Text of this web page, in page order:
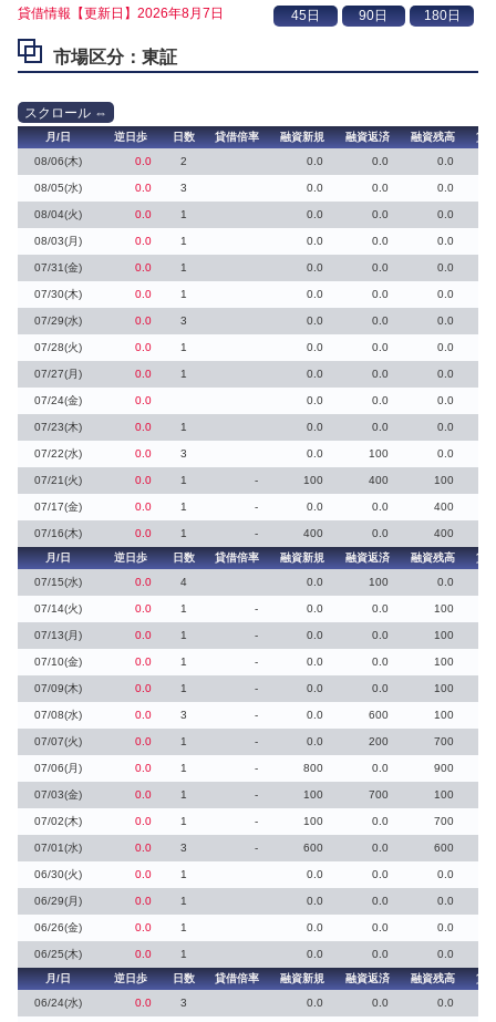
貸借情報【更新日】2026年8月7日
市場区分：東証
月/日 逆日歩 日数 貸借倍率 融資新規 融資返済 融資残高
貸
08/06(木)
0.0 2 0.0 0.0 0.0
08/05(水) 0.0 3 0.0 0.0 0.0
08/04(火) 0.0 1 0.0 0.0 0.0
08/03(月) 0.0 1 0.0 0.0 0.0
07/31(金) 0.0 1 0.0 0.0 0.0
07/30(木) 0.0 1 0.0 0.0 0.0
07/29(水) 0.0 3 0.0 0.0 0.0
07/28(火) 0.0 1 0.0 0.0 0.0
07/27(月) 0.0 1 0.0 0.0 0.0
07/24(金) 0.0 0.0 0.0 0.0
07/23(木) 0.0 1 0.0 0.0 0.0
07/22(水) 0.0 3 0.0 100 0.0
07/21(火) 0.0 1 - 100 400 100
07/17(金) 0.0 1 - 0.0 0.0 400
07/16(木) 0.0 1 - 400 0.0
400
月/日
逆日歩 日数 貸借倍率 融資新規 融資返済 融資残高
貸
07/15(水)
0.0 4 0.0 100 0.0
07/14(火) 0.0 1 - 0.0 0.0 100
07/13(月) 0.0 1 - 0.0 0.0 100
07/10(金) 0.0 1 - 0.0 0.0 100
07/09(木) 0.0 1 - 0.0 0.0 100
07/08(水) 0.0 3 - 0.0 600 100
07/07(火) 0.0 1 - 0.0 200 700
07/06(月) 0.0 1 - 800 0.0 900
07/03(金) 0.0 1 - 100 700 100
07/02(木) 0.0 1 - 100 0.0 700
07/01(水) 0.0 3 - 600 0.0 600
06/30(火) 0.0 1 0.0 0.0 0.0
06/29(月) 0.0 1 0.0 0.0 0.0
06/26(金) 0.0 1 0.0 0.0 0.0
06/25(木) 0.0 1 0.0 0.0
0.0
月/日
逆日歩 日数 貸借倍率 融資新規 融資返済 融資残高
貸
06/24(水)
0.0 3 0.0 0.0 0.0